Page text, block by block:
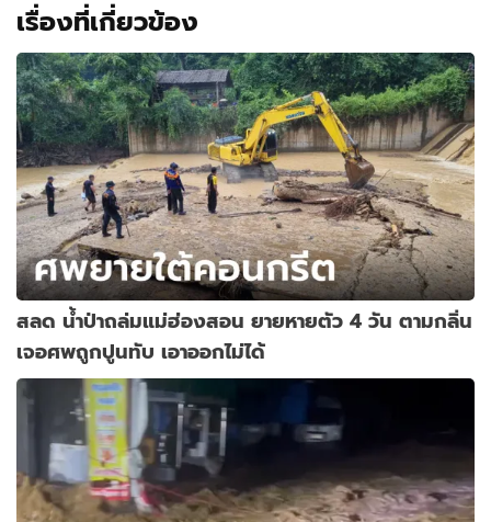
เรื่องที่เกี่ยวข้อง
สลด น้ำป่าถล่มแม่ฮ่องสอน ยายหายตัว 4 วัน ตามกลิ่น
เจอศพถูกปูนทับ เอาออกไม่ได้